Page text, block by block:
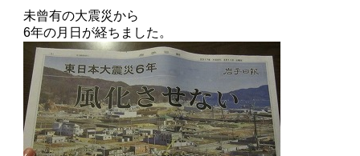
未曾有の大震災から
6年の月日が経ちました。